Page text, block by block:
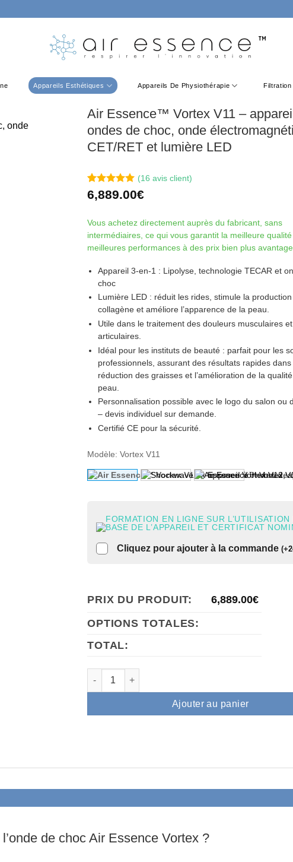
Appareils Esthétiques Appareils De Physiothérapie Filtration
Air Essence™ Vortex V11 –
ondes de choc, onde
CET/RET et lumière LED
Noté5sur
5 basé sur
16
client
(16 avis client)
6,889.00€
Vous achetez directement auprès du fabricant, sans
intermédiaires, ce qui vous garantit la meilleure
meilleures performances à des prix bien plus
Appareil 3-en-1 : Lipolyse, technologie TECAR et
choc
Lumière LED : réduit les rides, stimule la
collagène et améliore l’apparence de la peau.
Utile dans le traitement des douleurs musculaires et
articulaires.
Idéal pour les instituts de beauté : parfait pour les
professionnels, assurant des résultats rapides dans
réduction des graisses et l’amélioration de la
peau.
Personnalisation possibleavec le logo du salon ou
– devis individuel sur demande.
Certifié CE pour la sécurité.
Modèle: Vortex V11
FORMATION EN LIGNE SUR L’UTILISATION
BASE DE L’APPAREIL ET CERTIFICAT
Cliquez pour ajouter à la commande (+
PRIX DU PRODUIT: 6,889.00€
OPTIONS TOTALES:
TOTAL:
quantité de Air Essence™ Vortex V11 – appareil à
Ajouter au panier
de choc Air Essence Vortex ?